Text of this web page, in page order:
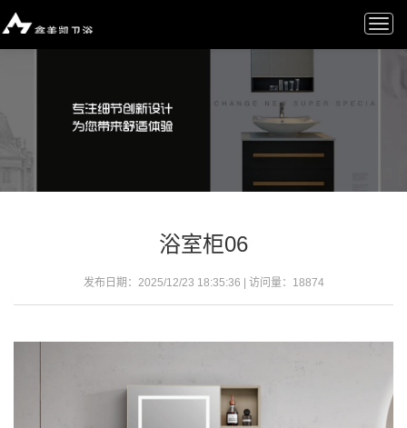
浴室柜06
发布日期：2025/12/23 18:35:36 | 访问量： 18874